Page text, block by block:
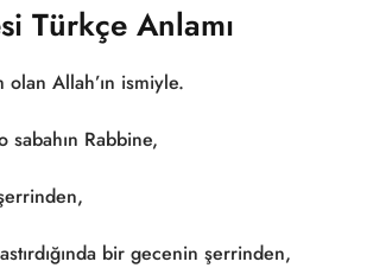
Türkçe Anlamı
olan Allah’ın ismiyle.
sabahın Rabbine,
bir gecenin şerrinden,